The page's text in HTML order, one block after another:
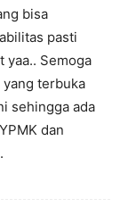
bisa
pasti
yaa.. Semoga
yang terbuka
sehingga ada
dan